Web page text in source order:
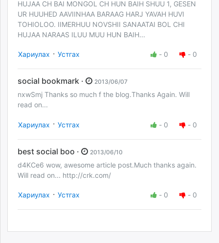
HUJAA CH BAI MONGOL CH HUN BAIH SHUU 1, GESEN
UR HUUHED AAVIINHAA BARAAG HARJ YAVAH HUVI
TOHIOLOO. IIMERHUU NOVSHII SANAATAI BOL CHI
HUJAA NARAAS ILUU MUU HUN BAIH...
Хариулах · Устгах - 0 - 0
social bookmark · 2013/06/07
nxwSmj Thanks so much f the blog.Thanks Again. Will
read on...
Хариулах · Устгах - 0 - 0
best social boo · 2013/06/10
d4KCe6 wow, awesome article post.Much thanks again.
Will read on... http://crk.com/
Хариулах · Устгах - 0 - 0